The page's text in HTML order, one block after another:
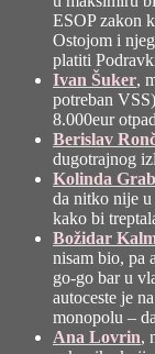
ESOP zakon
Ostojom i
platiti
Ivan Šuker,
potreban
8.000eur
Berislav
dugotrajnog
Kolinda
da nitko nije
kako bi
Božidar
nisam bio, pa
go-go bar u
autoceste je
monopolu –
Ana Lovrin,